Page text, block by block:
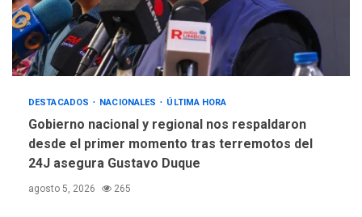
DESTACADOS NACIONALES ÚLTIMA HORA
Gobierno nacional y regional nos respaldaron
desde el primer momento tras terremotos del
24J asegura Gustavo Duque
agosto 5, 2026 265